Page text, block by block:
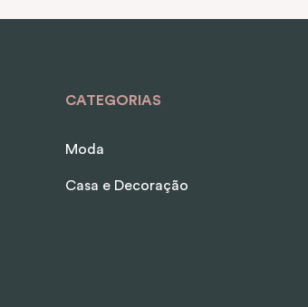
CATEGORIAS
Moda
Casa e Decoração